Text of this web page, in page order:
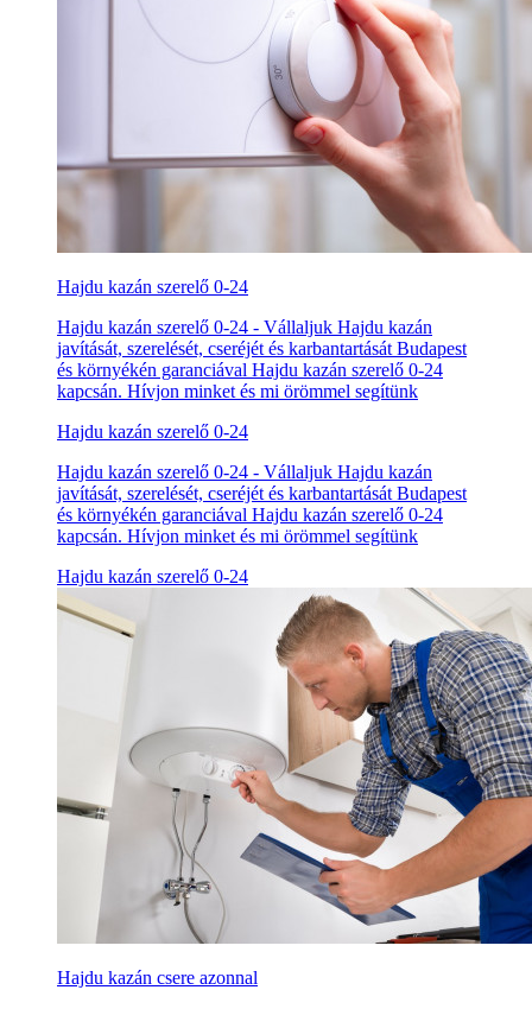
Hajdu kazán szerelő 0-24
Hajdu kazán szerelő 0-24 - Vállaljuk Hajdu kazán
javítását, szerelését, cseréjét és karbantartását Budapest
és környékén garanciával Hajdu kazán szerelő 0-24
kapcsán. Hívjon minket és mi örömmel segítünk
Hajdu kazán szerelő 0-24
Hajdu kazán szerelő 0-24 - Vállaljuk Hajdu kazán
javítását, szerelését, cseréjét és karbantartását Budapest
és környékén garanciával Hajdu kazán szerelő 0-24
kapcsán. Hívjon minket és mi örömmel segítünk
Hajdu kazán szerelő 0-24
Hajdu kazán csere azonnal